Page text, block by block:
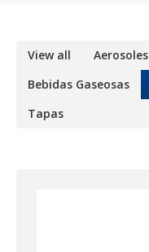
View all Aerosoles
Bebidas Gaseosas
Tapas